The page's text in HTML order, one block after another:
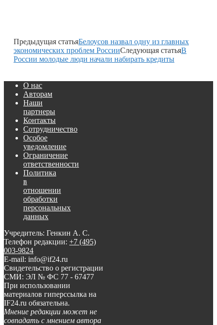
Предыдущая статьяБелоусов назвал одну из главных
экономических проблем РоссииСледующая статьяВ
России молодые люди начали набирать кредиты
О нас
Авторам
Наши
партнеры
Контакты
Сотрудничество
Особое
уведомление
Ограничение
ответственности
Политика
в
отношении
обработки
персональных
данных
Учредитель: Генкин А. С.
Телефон редакции: +7 (495)
003-9824
E-mail: info@if24.ru
Свидетельство о регистрации
СМИ: ЭЛ № ФС 77 - 67477
При использовании
материалов гиперссылка на
IF24.ru обязательна.
Мнение редакции может не
совпадать с мнением автора